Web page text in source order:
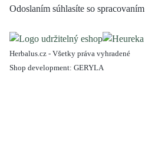
Odoslaním súhlasíte so spracovaním
Herbalus.cz - Všetky práva vyhradené
Shop development: GERYLA